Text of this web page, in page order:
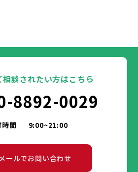
談されたい方はこちら
8892-0029
間 9:00~21:00
ールでお問い合わせ